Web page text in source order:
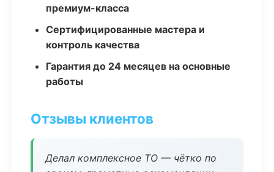
премиум-класса
Сертифицированные мастера и
контроль качества
Гарантия до 24 месяцев на основные
работы
Отзывы клиентов
Делал комплексное ТО — чётко по